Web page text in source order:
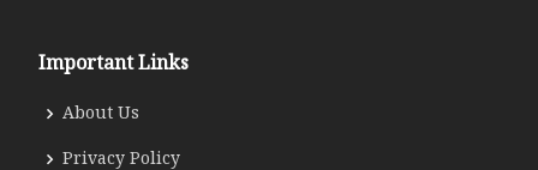
Important Links
About Us
Privacy Policy